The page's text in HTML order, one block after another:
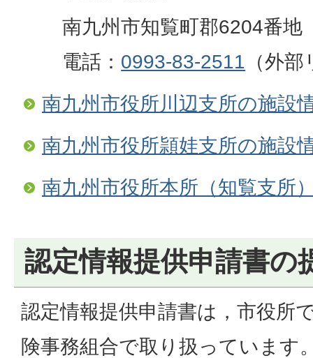
南九州市知覧町郡6204番地
電話： 0993-83-2511 （外
南九州市役所川辺支所の施設
南九州市役所頴娃支所の施設
南九州市役所本所（知覧支所
認定情報提供申請書の
認定情報提供申請書は，市役所
険事務組合で取り扱っています